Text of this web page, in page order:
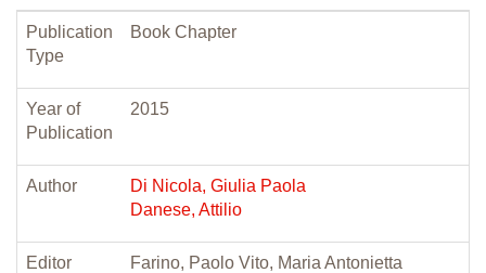
Publication
Type
Book Chapter
Year of
Publication
2015
Author
Di Nicola, Giulia Paola
Danese, Attilio
Editor Farino, Paolo Vito, Maria Antonietta